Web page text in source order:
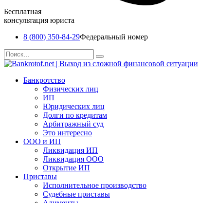
Бесплатная
консультация юриста
8 (800) 350-84-29Федеральный номер
Перейти
к
Search
for:
Банкротство
Физических лиц
ИП
Юридических лиц
Долги по кредитам
Арбитражный суд
Это интересно
ООО и ИП
Ликвидация ИП
Ликвидация ООО
Открытие ИП
Приставы
Исполнительное производство
Судебные приставы